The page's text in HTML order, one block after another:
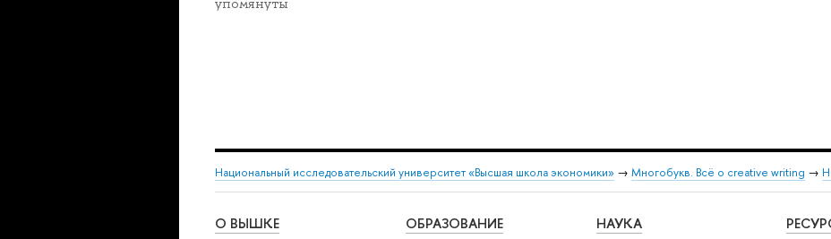
Национальный исследовательский университет «Высшая школа экономики» → Многобукв. Всё о creative writing →
О ВЫШКЕ ОБРАЗОВАНИЕ НАУКА